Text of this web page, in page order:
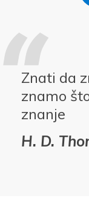
Znati da
znamo
znanje
H. D.